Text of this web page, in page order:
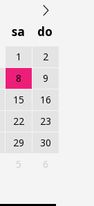
sa do
1
2
8
9
15
16
22
23
29
30
5 6